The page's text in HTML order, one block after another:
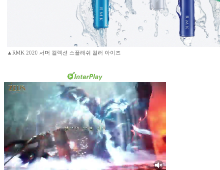
▲RMK 2020 서머 컬렉션 스플래쉬 컬러 아이즈